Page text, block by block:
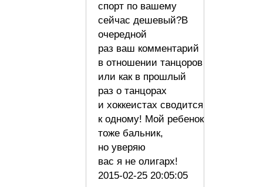
спорт по вашему
сейчас дешевый?В
очередной
раз ваш комментарий
в отношении танцоров
или как в прошлый
раз о танцорах
и хоккеистах сводится
к одному! Мой ребенок
тоже бальник,
но уверяю
вас я не олигарх!
2015-02-25 20:05:05